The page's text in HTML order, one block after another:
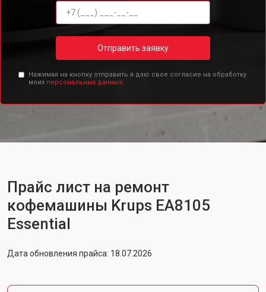
Отправить заявку
Нажимая на кнопку отправить я даю свое согласие на обработку
моих персональных данных.
Прайс лист на ремонт
кофемашины Krups EA8105
Essential
Дата обновления прайса: 18.07.2026